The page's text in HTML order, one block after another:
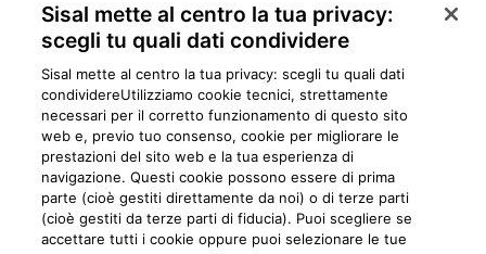
VUOI DIVENTARE PARTNER SISAL?
Privacy Cookie Mappa del sito Preferiti Iniziative
Programma
fedeltà
Sisal mette al centro la tua privacy:
scegli tu quali dati condividere
Sisal mette al centro la tua privacy: scegli tu quali dati
condividere​Utilizziamo cookie tecnici, strettamente
necessari per il corretto funzionamento di questo sito
web e, previo tuo consenso, cookie per migliorare le
prestazioni del sito web e la tua esperienza di
navigazione. Questi cookie possono essere di prima
parte (cioè gestiti direttamente da noi) o di terze parti
(cioè gestiti da terze parti di fiducia). Puoi scegliere se
accettare tutti i cookie oppure puoi selezionare le tue